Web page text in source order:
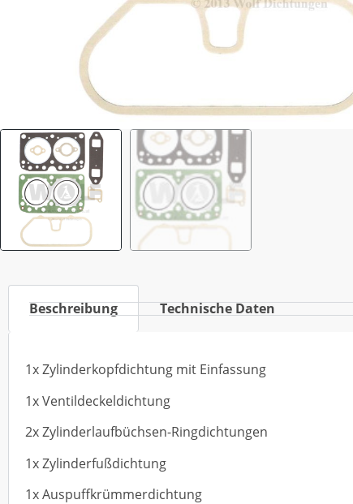
Beschreibung Technische Daten
1x Zylinderkopfdichtung mit Einfassung
1x Ventildeckeldichtung
2x Zylinderlaufbüchsen-Ringdichtungen
1x Zylinderfußdichtung
1x Auspuffkrümmerdichtung